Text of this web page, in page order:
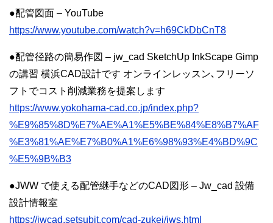
●配管図面 – YouTube
https://www.youtube.com/watch?v=h69CkDbCnT8
●配管径路の簡易作図 – jw_cad SketchUp InkScape Gimp
の講習 横浜CAD設計です オンラインレッスン､フリーソ
フトでコスト削減業務を提案します
https://www.yokohama-cad.co.jp/index.php?
%E9%85%8D%E7%AE%A1%E5%BE%84%E8%B7%AF
%E3%81%AE%E7%B0%A1%E6%98%93%E4%BD%9C
%E5%9B%B3
●JWW で使える配管継手などのCAD図形 – Jw_cad 設備
設計情報室
https://jwcad.setsubit.com/cad-zukei/jws.html